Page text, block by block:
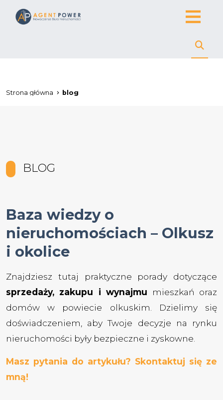
Strona główna blog
BLOG
Baza wiedzy o
nieruchomościach – Olkusz
i okolice
Znajdziesz tutaj praktyczne porady dotyczące
sprzedaży, zakupu i wynajmu mieszkań oraz
domów w powiecie olkuskim. Dzielimy się
doświadczeniem, aby Twoje decyzje na rynku
nieruchomości były bezpieczne i zyskowne.
Masz pytania do artykułu? Skontaktuj się ze
mną!